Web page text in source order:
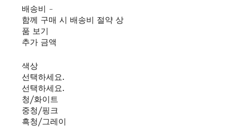
배송비 -
함께 구매 시 배송비 절약 상
품 보기
추가 금액
색상
선택하세요.
선택하세요.
청/화이트
중청/핑크
흑청/그레이